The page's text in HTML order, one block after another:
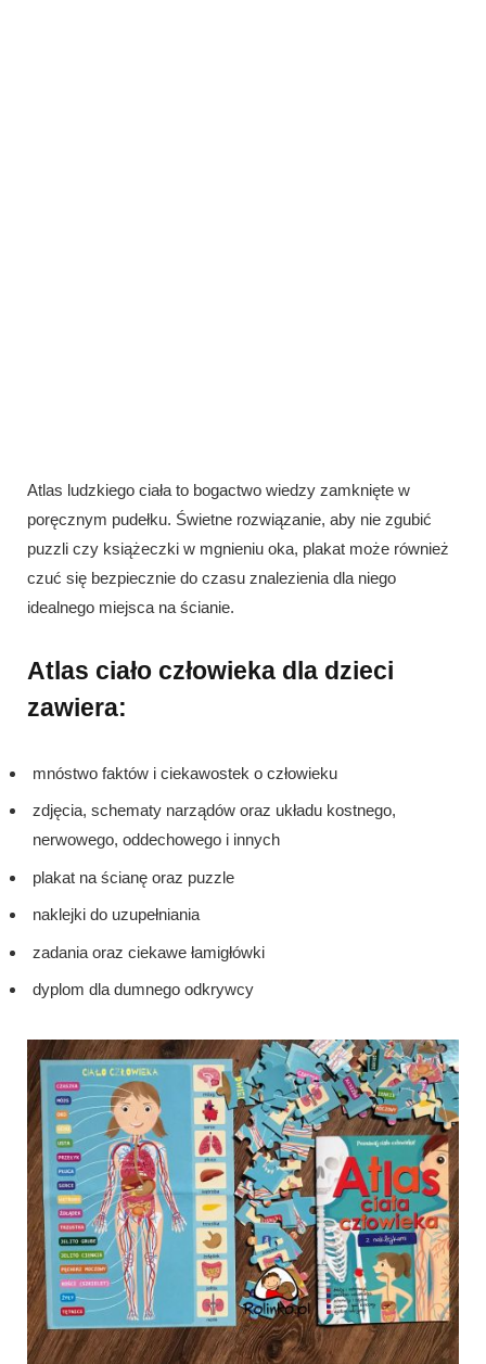
Atlas ludzkiego ciała to bogactwo wiedzy zamknięte w
poręcznym pudełku. Świetne rozwiązanie, aby nie zgubić
puzzli czy książeczki w mgnieniu oka, plakat może również
czuć się bezpiecznie do czasu znalezienia dla niego
idealnego miejsca na ścianie.
Atlas ciało człowieka dla dzieci
zawiera:
mnóstwo faktów i ciekawostek o człowieku
zdjęcia, schematy narządów oraz układu kostnego,
nerwowego, oddechowego i innych
plakat na ścianę oraz puzzle
naklejki do uzupełniania
zadania oraz ciekawe łamigłówki
dyplom dla dumnego odkrywcy